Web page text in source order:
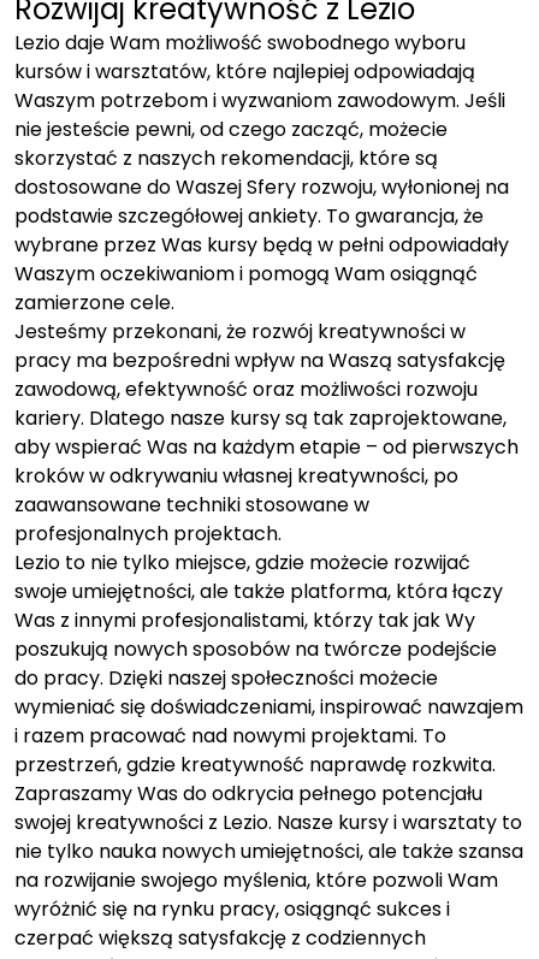
Rozwijaj kreatywność z Lezio
Lezio daje Wam możliwość swobodnego wyboru
kursów i warsztatów, które najlepiej odpowiadają
Waszym potrzebom i wyzwaniom zawodowym. Jeśli
nie jesteście pewni, od czego zacząć, możecie
skorzystać z naszych rekomendacji, które są
dostosowane do Waszej Sfery rozwoju, wyłonionej na
podstawie szczegółowej ankiety. To gwarancja, że
wybrane przez Was kursy będą w pełni odpowiadały
Waszym oczekiwaniom i pomogą Wam osiągnąć
zamierzone cele.
Jesteśmy przekonani, że rozwój kreatywności w
pracy ma bezpośredni wpływ na Waszą satysfakcję
zawodową, efektywność oraz możliwości rozwoju
kariery. Dlatego nasze kursy są tak zaprojektowane,
aby wspierać Was na każdym etapie – od pierwszych
kroków w odkrywaniu własnej kreatywności, po
zaawansowane techniki stosowane w
profesjonalnych projektach.
Lezio to nie tylko miejsce, gdzie możecie rozwijać
swoje umiejętności, ale także platforma, która łączy
Was z innymi profesjonalistami, którzy tak jak Wy
poszukują nowych sposobów na twórcze podejście
do pracy. Dzięki naszej społeczności możecie
wymieniać się doświadczeniami, inspirować nawzajem
i razem pracować nad nowymi projektami. To
przestrzeń, gdzie kreatywność naprawdę rozkwita.
Zapraszamy Was do odkrycia pełnego potencjału
swojej kreatywności z Lezio. Nasze kursy i warsztaty to
nie tylko nauka nowych umiejętności, ale także szansa
na rozwijanie swojego myślenia, które pozwoli Wam
wyróżnić się na rynku pracy, osiągnąć sukces i
czerpać większą satysfakcję z codziennych